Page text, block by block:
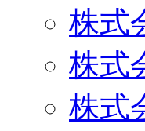
株式
株式
株式